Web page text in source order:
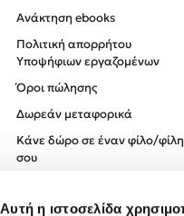
Αυτή η ιστοσελίδα
Ανάκτηση ebooks
Πολιτική απορρήτου
Υποψήφιων εργαζομένων
Όροι πώλησης
Δωρεάν μεταφορικά
Κάνε δώρο σε έναν φίλο/φίλη
σου
Πολιτική Απορρήτου